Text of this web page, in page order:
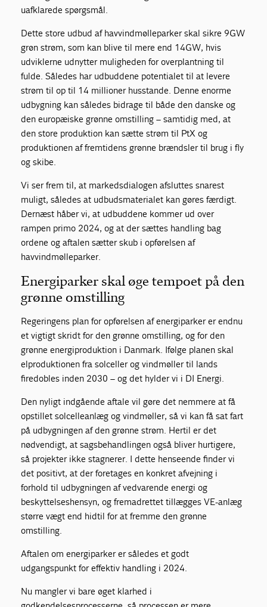
uafklarede spørgsmål.
Dette store udbud af havvindmølleparker skal sikre 9GW
grøn strøm, som kan blive til mere end 14GW, hvis
udviklerne udnytter muligheden for overplantning til
fulde. Således har udbuddene potentialet til at levere
strøm til op til 14 millioner husstande. Denne enorme
udbygning kan således bidrage til både den danske og
den europæiske grønne omstilling – samtidig med, at
den store produktion kan sætte strøm til PtX og
produktionen af fremtidens grønne brændsler til brug i fly
og skibe.
Vi ser frem til, at markedsdialogen afsluttes snarest
muligt, således at udbudsmaterialet kan gøres færdigt.
Dernæst håber vi, at udbuddene kommer ud over
rampen primo 2024, og at der sættes handling bag
ordene og aftalen sætter skub i opførelsen af
havvindmølleparker.
Energiparker skal øge tempoet på den
grønne omstilling
Regeringens plan for opførelsen af energiparker er endnu
et vigtigt skridt for den grønne omstilling, og for den
grønne energiproduktion i Danmark. Ifølge planen skal
elproduktionen fra solceller og vindmøller til lands
firedobles inden 2030 – og det hylder vi i DI Energi.
Den nyligt indgående aftale vil gøre det nemmere at få
opstillet solcelleanlæg og vindmøller, så vi kan få sat fart
på udbygningen af den grønne strøm. Hertil er det
nødvendigt, at sagsbehandlingen også bliver hurtigere,
så projekter ikke stagnerer. I dette henseende finder vi
det positivt, at der foretages en konkret afvejning i
forhold til udbygningen af vedvarende energi og
beskyttelseshensyn, og fremadrettet tillægges VE-anlæg
større vægt end hidtil for at fremme den grønne
omstilling.
Aftalen om energiparker er således et godt
udgangspunkt for effektiv handling i 2024.
Nu mangler vi bare øget klarhed i